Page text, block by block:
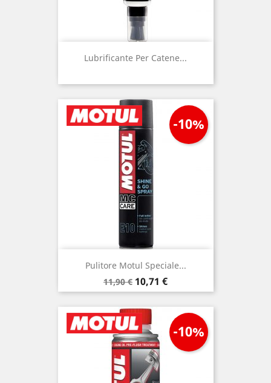
Lubrificante Per Catene...
Pulitore Motul Speciale...
Prezzo
base
11,90 €
-10%
Prezzo
10,71 €
-10%